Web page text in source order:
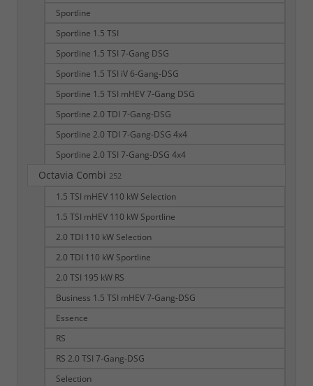
Sportline
Sportline 1.5 TSI
Sportline 1.5 TSI 7-Gang DSG
Sportline 1.5 TSI iV 6-Gang-DSG
Sportline 1.5 TSI mHEV 7-Gang DSG
Sportline 2.0 TDI 7-Gang-DSG
Sportline 2.0 TDI 7-Gang-DSG 4x4
Sportline 2.0 TSI 7-Gang-DSG 4x4
Octavia Combi 252
1.5 TSI mHEV 110 kW Selection
1.5 TSI mHEV 110 kW Sportline
2.0 TDI 110 kW Selection
2.0 TDI 110 kW Sportline
2.0 TSI 195 kW RS
Business 1.5 TSI mHEV 7-Gang-DSG
Essence
RS
RS 2.0 TSI 7-Gang-DSG
Selection